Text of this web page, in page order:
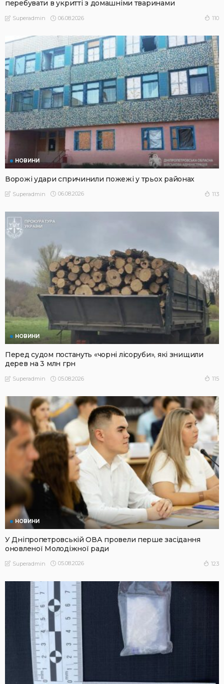
перебувати в укритті з домашніми тваринами
Superadmin 06.08.2026 110
НОВИНИ
Ворожі удари спричинили пожежі у трьох районах
Superadmin 06.08.2026 113
НОВИНИ
Перед судом постануть «чорні лісоруби», які знищили
дерев на 3 млн грн
Superadmin 05.08.2026 115
НОВИНИ
У Дніпропетровській ОВА провели перше засідання
оновленої Молодіжної ради
Superadmin 05.08.2026 123